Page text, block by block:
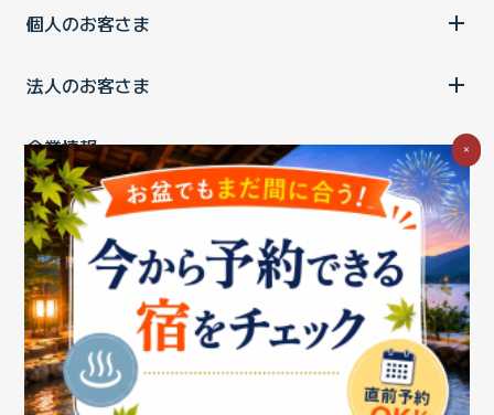
個人のお客さま
法人のお客さま
企業情報
ご利用中の方
お問い合わせ消費税の表示 ウェブアクセシビリティの取り組み
個人情報保護ポリシープライバシーポータル
Cookieポリシー
特定商取引法に基づく表記情報セキュリティ基本方針
商標についてBIGLOBEトップ
×